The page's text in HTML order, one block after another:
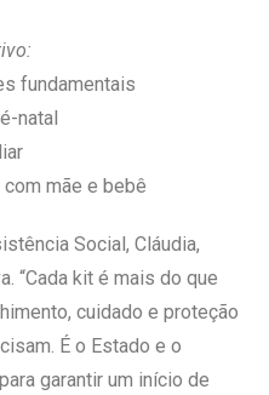
fundamentais
natal
mãe e bebê
Social, Cláudia,
“Cada kit é mais do que
cuidado e proteção
É o Estado e o
garantir um início de